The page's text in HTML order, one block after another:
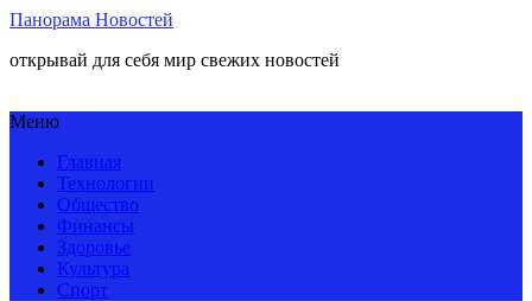
Панорама Новостей
открывай для себя мир свежих новостей
Меню
Главная
Технологии
Общество
Финансы
Здоровье
Культура
Спорт